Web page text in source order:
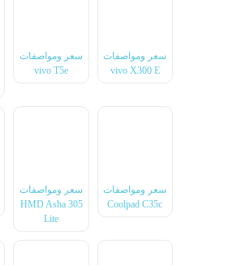
سعر ومواصفات
vivo X300 E
سعر ومواصفات
vivo T5e
سعر ومواصفات
Coolpad C35c
سعر ومواصفات
HMD Asha 305
Lite